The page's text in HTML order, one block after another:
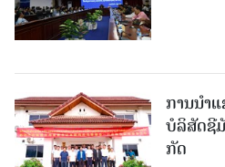
ການນຳ
ບໍ​ລິ​ສັດຊີ
ກັດ